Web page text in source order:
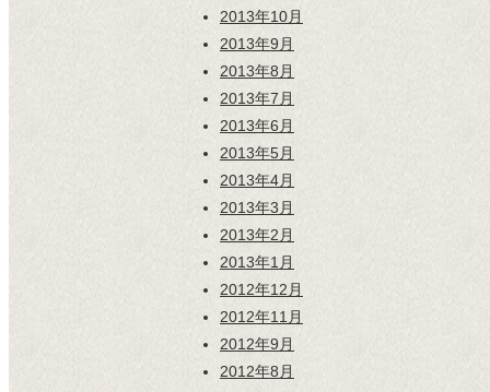
2013年10月
2013年9月
2013年8月
2013年7月
2013年6月
2013年5月
2013年4月
2013年3月
2013年2月
2013年1月
2012年12月
2012年11月
2012年9月
2012年8月